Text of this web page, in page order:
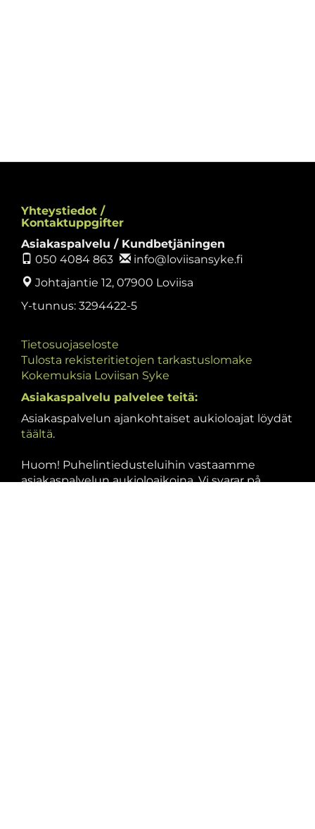
Yhteystiedot /
Kontaktuppgifter
Asiakaspalvelu / Kundbetjäningen
050 4084 863
info@loviisansyke.fi
Johtajantie 12, 07900 Loviisa
Y-tunnus: 3294422-5
Tietosuojaseloste
Tulosta rekisteritietojen tarkastuslomake
Kokemuksia Loviisan Syke
Asiakaspalvelu palvelee teitä:
Asiakaspalvelun ajankohtaiset aukioloajat löydät
täältä.
Huom! Puhelintiedusteluihin vastaamme
asiakaspalvelun aukioloaikoina. Vi svarar på